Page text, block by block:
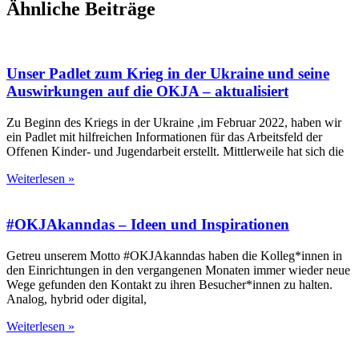
Ähnliche Beiträge
Unser Padlet zum Krieg in der Ukraine und seine
Auswirkungen auf die OKJA – aktualisiert
Zu Beginn des Kriegs in der Ukraine ,im Februar 2022, haben wir
ein Padlet mit hilfreichen Informationen für das Arbeitsfeld der
Offenen Kinder- und Jugendarbeit erstellt. Mittlerweile hat sich die
Weiterlesen »
#OKJAkanndas – Ideen und Inspirationen
Getreu unserem Motto #OKJAkanndas haben die Kolleg*innen in
den Einrichtungen in den vergangenen Monaten immer wieder neue
Wege gefunden den Kontakt zu ihren Besucher*innen zu halten.
Analog, hybrid oder digital,
Weiterlesen »